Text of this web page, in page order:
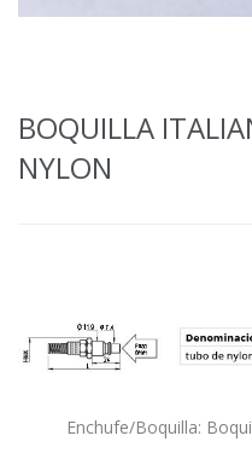
BOQUILLA
NYLON
Enchufe/Boquilla: